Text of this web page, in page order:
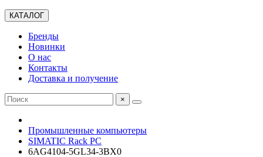
КАТАЛОГ
Бренды
Новинки
О нас
Контакты
Доставка и получение
×
Промышленные компьютеры
SIMATIC Rack PC
6AG4104-5GL34-3BX0